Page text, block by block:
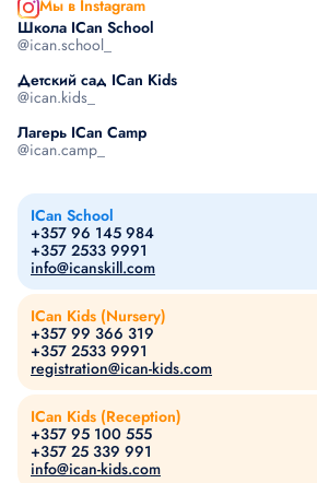
Мы в Instagram
Школа ICan School
@ican.school_
Детский сад ICan Kids
@ican.kids_
Лагерь ICan Camp
@ican.camp_
ICan School
+357 96 145 984
+357 2533 9991
info@icanskill.com
ICan Kids (Nursery)
+357 99 366 319
+357 2533 9991
registration@ican-kids.com
ICan Kids (Reception)
+357 95 100 555
+357 25 339 991
info@ican-kids.com